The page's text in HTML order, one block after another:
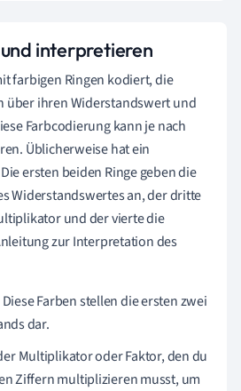
interpretieren
farbigen Ringen kodiert, die
ihren Widerstandswert und
Farbcodierung kann je nach
Üblicherweise hat ein
ersten beiden Ringe geben die
Widerstandswertes an, der dritte
und der vierte die
zur Interpretation des
Diese Farben stellen die ersten zwei
dar.
Multiplikator oder Faktor, den du
Ziffern multiplizieren musst, um